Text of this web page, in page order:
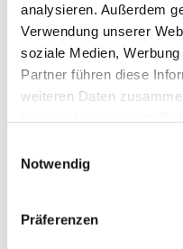
analysieren. Außerdem
Verwendung unserer
soziale Medien,
Partner führen diese
weiteren Daten
Notwendig
Präferenzen
Dies